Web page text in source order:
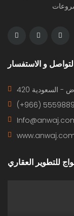
و الاستفسار
- السعودية
(+966)
للتطوير العقاري